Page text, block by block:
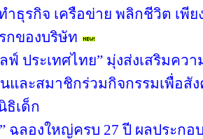
ำธุรกิจ เครือข่าย พลิกชีวิต เพี
กของบริษัท
ลฟ์ ประเทศไทย” มุ่งส่งเสริมค
ละสมาชิกร่วมกิจกรรมเพื่อสังค
ธิเด็ก
ฉลองใหญ่ครบ 27 ปี ผลประก